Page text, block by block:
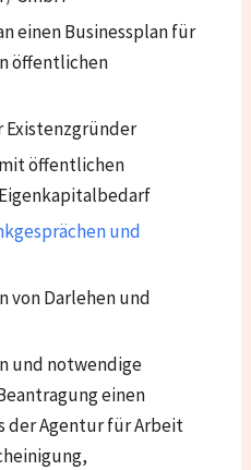
einen Businessplan für
öffentlichen
Existenzgründer
öffentlichen
und
von Darlehen und
und notwendige
einen
der Agentur für Arbeit